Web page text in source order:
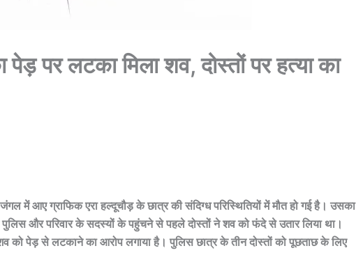
पर लटका मिला शव, दोस्तों पर हत्या का
में आए ग्राफिक एरा हल्दूचौड़ के छात्र की संदिग्ध परिस्थितियों में मौत हो गई है। उसका
और परिवार के सदस्यों के पहुंचने से पहले दोस्तों ने शव को फंदे से उतार लिया था।
को पेड़ से लटकाने का आरोप लगाया है। पुलिस छात्र के तीन दोस्तों को पूछताछ के लिए